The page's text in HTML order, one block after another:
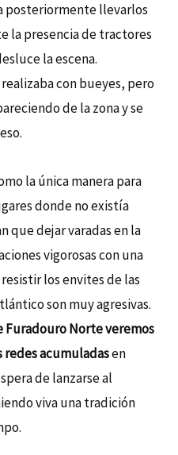
posteriormente llevarlos
la presencia de tractores
la escena.
con bueyes, pero
de la zona y se
la única manera para
donde no existía
que dejar varadas en la
vigorosas con una
los envites de las
son muy agresivas.
Furadouro Norte veremos
redes acumuladasen
de lanzarse al
viva una tradición